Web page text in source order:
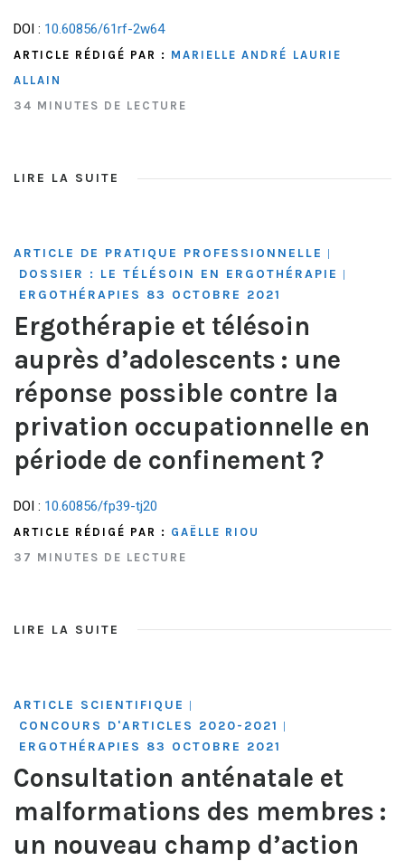
DOI : 10.60856/61rf-2w64
ARTICLE RÉDIGÉ PAR : MARIELLE ANDRÉ LAURIE
ALLAIN
34 MINUTES DE LECTURE
LIRE LA SUITE
ARTICLE DE PRATIQUE PROFESSIONNELLE
DOSSIER : LE TÉLÉSOIN EN ERGOTHÉRAPIE
ERGOTHÉRAPIES 83 OCTOBRE 2021
Ergothérapie et télésoin
auprès d’adolescents : une
réponse possible contre la
privation occupationnelle en
période de confinement ?
DOI : 10.60856/fp39-tj20
ARTICLE RÉDIGÉ PAR : GAËLLE RIOU
37 MINUTES DE LECTURE
LIRE LA SUITE
ARTICLE SCIENTIFIQUE |
CONCOURS D'ARTICLES 2020-2021 |
ERGOTHÉRAPIES 83 OCTOBRE 2021
Consultation anténatale et
malformations des membres :
un nouveau champ d’action